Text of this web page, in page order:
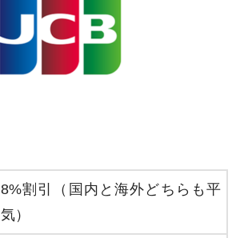
8%割引（国内と海外どちらも平
気）